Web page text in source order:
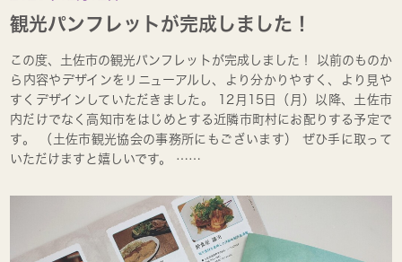
観光パンフレットが完成しました！
この度、土佐市の観光パンフレットが完成しました！ 以前のものか
ら内容やデザインをリニューアルし、より分かりやすく、より見や
すくデザインしていただきました。 12月15日（月）以降、土佐市
内だけでなく高知市をはじめとする近隣市町村にお配りする予定で
す。 （土佐市観光協会の事務所にもございます） ぜひ手に取って
いただけますと嬉しいです。 ……